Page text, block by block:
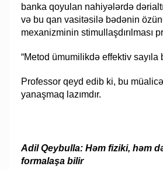
banka qoyulan nahiyələrdə
və bu qan vasitəsilə bədənin
mexanizminin stimullaşdırılması
“Metod ümumilikdə effektiv sayıla
Professor qeyd edib ki, bu
yanaşmaq lazımdır.
Adil Qeybulla: Həm fiziki, həm
formalaşa bilir